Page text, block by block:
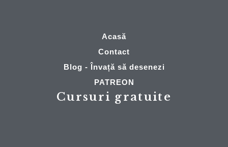
Acasă
Contact
Blog - Învață să desenezi
PATREON
Cursuri gratuite